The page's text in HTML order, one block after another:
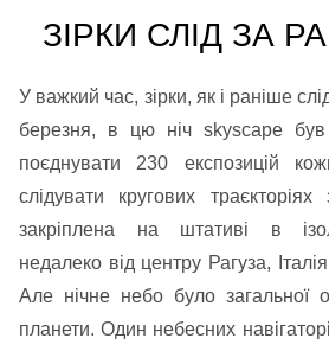
ЗІРКИ СЛІД ЗА
У важкий час, зірки, як і раніше
березня, в цю ніч skyscape
поєднувати 230 експозицій
слідувати кругових
закріплена на штативі в
недалеко від центру Рагуза,
Але нічне небо було загальної
планети. Один небесних